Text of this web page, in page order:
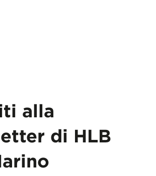
alla
di HLB